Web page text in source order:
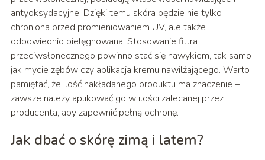
antyoksydacyjne. Dzięki temu skóra będzie nie tylko
chroniona przed promieniowaniem UV, ale także
odpowiednio pielęgnowana. Stosowanie filtra
przeciwsłonecznego powinno stać się nawykiem, tak samo
jak mycie zębów czy aplikacja kremu nawilżającego. Warto
pamiętać, że ilość nakładanego produktu ma znaczenie –
zawsze należy aplikować go w ilości zalecanej przez
producenta, aby zapewnić pełną ochronę.
Jak dbać o skórę zimą i latem?